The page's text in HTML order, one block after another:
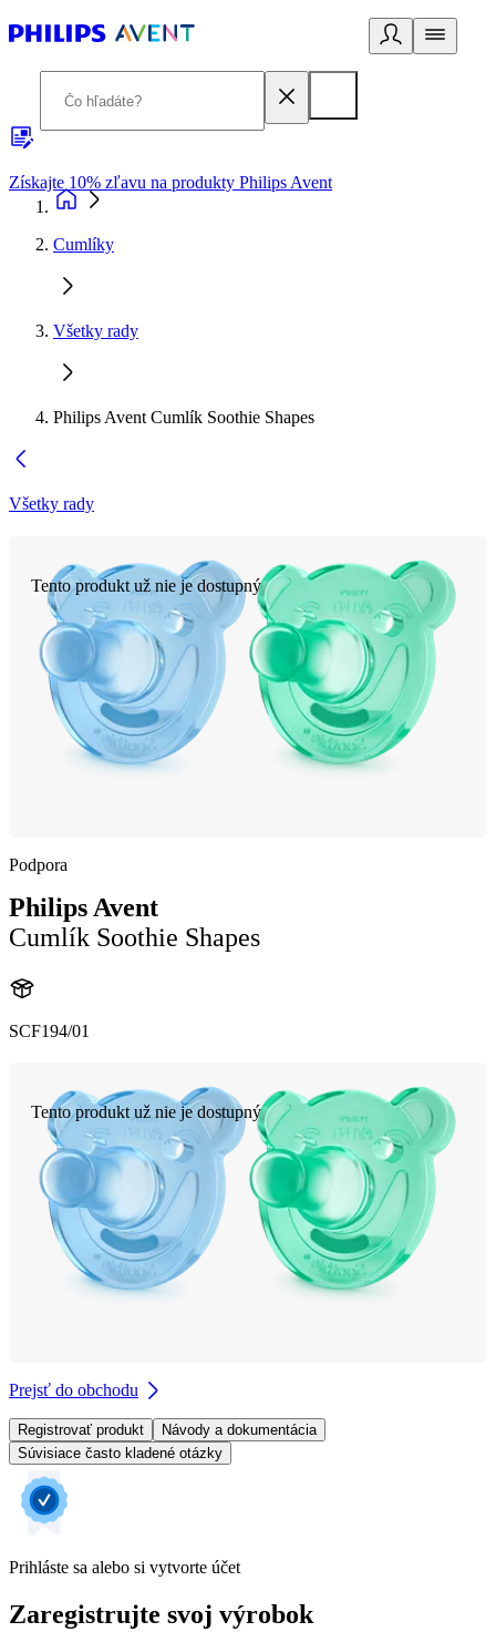
Získajte 10% zľavu na produkty Philips Avent
Cumlíky
Všetky rady
Philips Avent Cumlík Soothie Shapes
Všetky rady
Tento produkt už nie je dostupný
Podpora
Philips Avent
Cumlík Soothie Shapes
SCF194/01
Tento produkt už nie je dostupný
Prejsť do obchodu
Registrovať produkt
Návody a dokumentácia
Súvisiace často kladené otázky
Prihláste sa alebo si vytvorte účet
Zaregistrujte svoj výrobok